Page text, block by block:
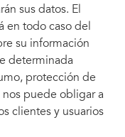
sus datos. El
en todo caso del
su información
determinada
protección de
puede obligar a
clientes y usuarios